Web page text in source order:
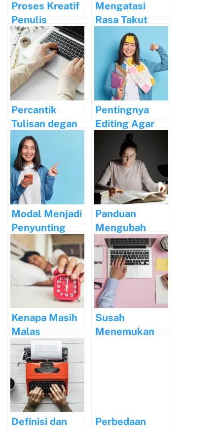
Proses Kreatif
Penulis
Terkenal:
Rahasia
Kesuksesan
Mereka
Mengatasi
Rasa Takut
Terhadap
Penolakan
dalam
Penulisan
Percantik
Tulisan degan
Diksi dan Gaya
Bahasa
Pentingnya
Editing Agar
Tulisan Anda
Berkualitas
Modal Menjadi
Penyunting
Naskah yang
Handal
Panduan
Mengubah
Skripsi Menjadi
Artikel Jurnal
Kenapa Masih
Malas
Menulis?
Susah
Menemukan
Definisi dan
Perbedaan